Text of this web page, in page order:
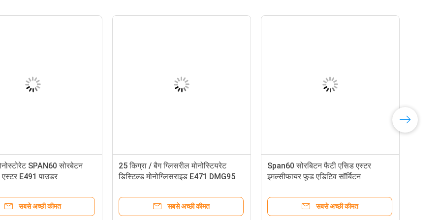
सॉर्बिटन मोनोस्टियरेट को छोटा करने के लिए
प्राकृतिक कोषेर प्रमाणित पायसीकारी
सोरबेटन मोनोस्टोरेट SPAN60 सोरबेटन
फैटी एसिड एस्टर E491 पाउडर
25 किग्रा / बैग ग्लिसरील मोनोस्टियरेट
डिस्टिल्ड मोनोग्लिसराइड E471